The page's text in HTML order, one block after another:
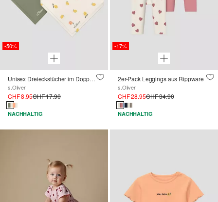
-50%
Unisex Dreieckstücher im Doppelpack
s.Oliver
CHF 8.95CHF 17.90
NACHHALTIG
-17%
2er-Pack Leggings aus Rippware
s.Oliver
CHF 28.95CHF 34.90
NACHHALTIG